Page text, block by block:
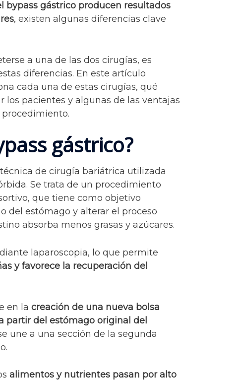
bypass gástrico producen resultados
, existen algunas diferencias clave
a una de las dos cirugías, es
diferencias. En este artículo
cada una de estas cirugías, qué
los pacientes y algunas de las ventajas
gástrico?
de cirugía bariátrica utilizada
Se trata de un procedimiento
que tiene como objetivo
del estómago y alterar el proceso
absorba menos grasas y azúcares.
laparoscopia, lo que permite
y favorece la recuperación del
en lacreación de una nueva bolsa
partir del estómago original del
une a una sección de la segunda
alimentos y nutrientes pasan por alto